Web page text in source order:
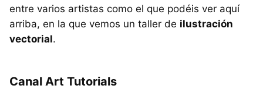
entre varios artistas como el que podéis ver aquí
arriba, en la que vemos un taller de ilustración
vectorial.
Canal Art Tutorials